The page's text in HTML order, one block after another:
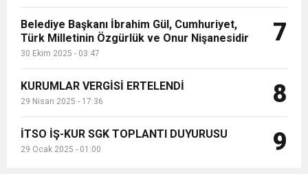
Belediye Başkanı İbrahim Gül, Cumhuriyet,
Türk Milletinin Özgürlük ve Onur Nişanesidir
30 Ekim 2025 - 03:47
7
KURUMLAR VERGİSİ ERTELENDİ
29 Nisan 2025 - 17:36 8
İTSO İŞ-KUR SGK TOPLANTI DUYURUSU
29 Ocak 2025 - 01:00 9